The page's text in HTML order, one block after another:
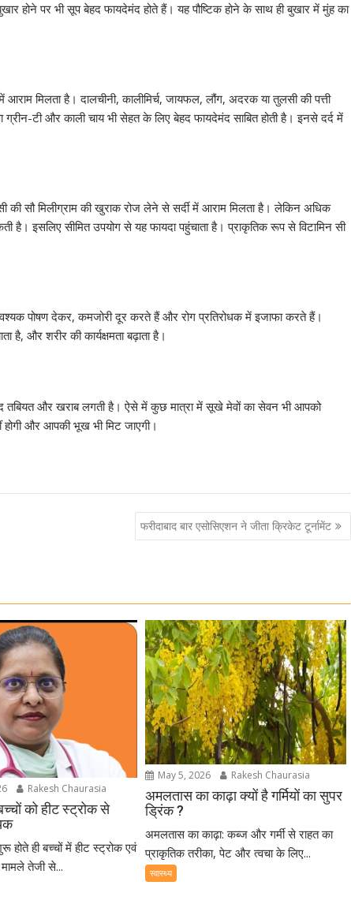
होने पर भी सूप बेहद फायदेमंद होते हैं। यह पौष्टिक होने के साथ ही बुखार में मुंह का
मिलता है। दालचीनी, कालीमिर्च, जायफल, लौंग, अदरक या तुलसी की पत्ती
टी और काली चाय भी सेहत के लिए बेहद फायदेमंद साबित होती है। इनसे दर्द में
सी की सौ मिलीग्राम की खुराक रोज लेने से सर्दी में आराम मिलता है। लेकिन अधिक
है। इसलिए सीमित उपयोग से यह फायदा पहुंचाता है। प्राकृतिक रूप से विटामिन सी
पोषण देकर, कमजोरी दूर करते हैं और रोग प्रतिरोधक में इजाफा करते हैं।
है, और शरीर की कार्यक्षमता बढ़ाता है।
तबियत और खराब लगती है। ऐसे में कुछ मात्रा में सूखे मेवों का सेवन भी आपको
और आपकी भूख भी मिट जाएगी।
फरीदाबाद बार एसोसिएशन ने जीता क्रिकेट टूर्नामेंट
Rakesh Chaurasia
को हीट स्ट्रोक से
होते ही बच्चों में हीट स्ट्रोक एवं
तेजी से...
May 5, 2026 Rakesh Chaurasia
अमलतास का काढ़ा क्यों है गर्मियों का सुपर
ड्रिंक ?
अमलतास का काढ़ा: कब्ज और गर्मी से राहत का
प्राकृतिक तरीका, पेट और त्वचा के लिए...
स्वास्थ्य